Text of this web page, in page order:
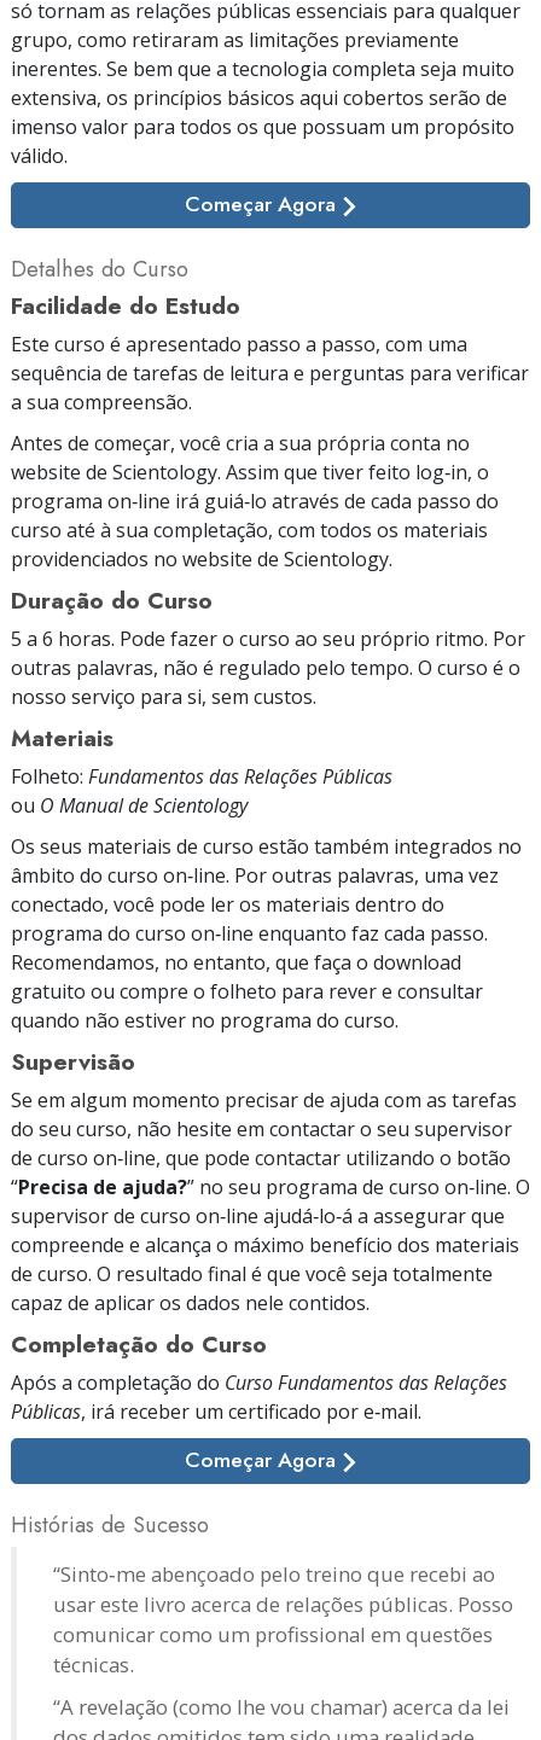
só tornam as relações públicas essenciais para qualquer
grupo, como retiraram as limitações previamente
inerentes. Se bem que a tecnologia completa seja muito
extensiva, os princípios básicos aqui cobertos serão de
imenso valor para todos os que possuam um propósito
válido.
Começar Agora
Detalhes do Curso
Facilidade do Estudo
Este curso é apresentado passo a passo, com uma
sequência de tarefas de leitura e perguntas para verificar
a sua compreensão.
Antes de começar, você cria a sua própria conta no
website de Scientology. Assim que tiver feito log‑in, o
programa on‑line irá guiá‑lo através de cada passo do
curso até à sua completação, com todos os materiais
providenciados no website de Scientology.
Duração do Curso
5 a 6 horas. Pode fazer o curso ao seu próprio ritmo. Por
outras palavras, não é regulado pelo tempo. O curso é o
nosso serviço para si, sem custos.
Materiais
Folheto: Fundamentos das Relações Públicas
ou O Manual de Scientology
Os seus materiais de curso estão também integrados no
âmbito do curso on‑line. Por outras palavras, uma vez
conectado, você pode ler os materiais dentro do
programa do curso on‑line enquanto faz cada passo.
Recomendamos, no entanto, que faça o download
gratuito ou compre o folheto para rever e consultar
quando não estiver no programa do curso.
Supervisão
Se em algum momento precisar de ajuda com as tarefas
do seu curso, não hesite em contactar o seu supervisor
de curso on‑line, que pode contactar utilizando o botão
“Precisa de ajuda?” no seu programa de curso on‑line. O
supervisor de curso on‑line ajudá‑lo‑á a assegurar que
compreende e alcança o máximo benefício dos materiais
de curso. O resultado final é que você seja totalmente
capaz de aplicar os dados nele contidos.
Completação do Curso
Após a completação do Curso Fundamentos das Relações
Públicas, irá receber um certificado por e‑mail.
Começar Agora
Histórias de Sucesso
“Sinto‑me abençoado pelo treino que recebi ao
usar este livro acerca de relações públicas. Posso
comunicar como um profissional em questões
técnicas.
“A revelação (como lhe vou chamar) acerca da lei